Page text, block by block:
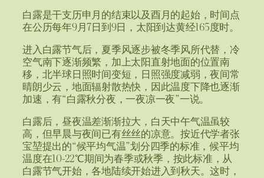
白露是干支历申月的结束以及酉月的起始，时间点
在公历每年9月7日到9日，太阳到达黄经165度时。
进入白露节气后，夏季风逐步被冬季风所代替，冷
空气南下逐渐频繁，加上太阳直射地面的位置南
移，北半球日照时间变短，日照强度减弱，夜间常
晴朗少云，地面辐射散热快，因此温度下降也逐渐
加速，有“白露秋分夜，一夜凉一夜”一说。
白露后，昼夜温差渐渐拉大，白天中午气温虽较
高，但早晨与夜间已有丝丝的凉意。按近代学者张
宝堃提出的“候平均气温”划分四季的标准，候平均
温度在10-22℃期间为春季或秋季，按此标准，从
白露节气开始，各地陆续开始进入到秋天。这时，